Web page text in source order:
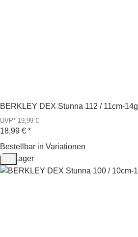
BERKLEY DEX Stunna 112 / 11cm-14g
UVP* 19,99 €
18,99 € *
Bestellbar in Variationen
Auf Lager